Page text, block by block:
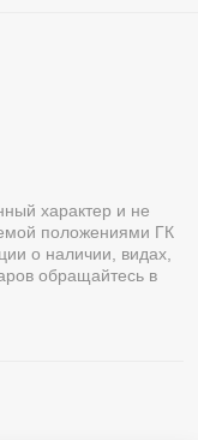
характер и не
положениями ГК
о наличии, видах,
обращайтесь в